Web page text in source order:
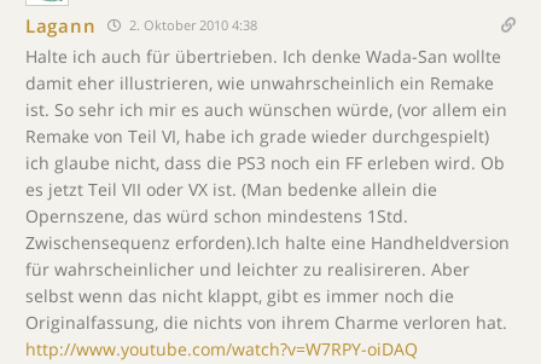
Lagann 2. Oktober 2010 4:38
Halte ich auch für übertrieben. Ich denke Wada-San wollte
damit eher illustrieren, wie unwahrscheinlich ein Remake
ist. So sehr ich mir es auch wünschen würde, (vor allem ein
Remake von Teil VI, habe ich grade wieder durchgespielt)
ich glaube nicht, dass die PS3 noch ein FF erleben wird. Ob
es jetzt Teil VII oder VX ist. (Man bedenke allein die
Opernszene, das würd schon mindestens 1Std.
Zwischensequenz erforden).Ich halte eine Handheldversion
für wahrscheinlicher und leichter zu realisireren. Aber
selbst wenn das nicht klappt, gibt es immer noch die
Originalfassung, die nichts von ihrem Charme verloren hat.
http://www.youtube.com/watch?v=W7RPY-oiDAQ